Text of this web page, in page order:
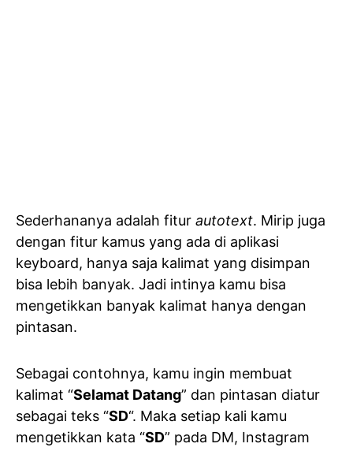
Sederhananya adalah fitur autotext. Mirip juga
dengan fitur kamus yang ada di aplikasi
keyboard, hanya saja kalimat yang disimpan
bisa lebih banyak. Jadi intinya kamu bisa
mengetikkan banyak kalimat hanya dengan
pintasan.
Sebagai contohnya, kamu ingin membuat
kalimat “Selamat Datang” dan pintasan diatur
sebagai teks “SD“. Maka setiap kali kamu
mengetikkan kata “SD” pada DM, Instagram